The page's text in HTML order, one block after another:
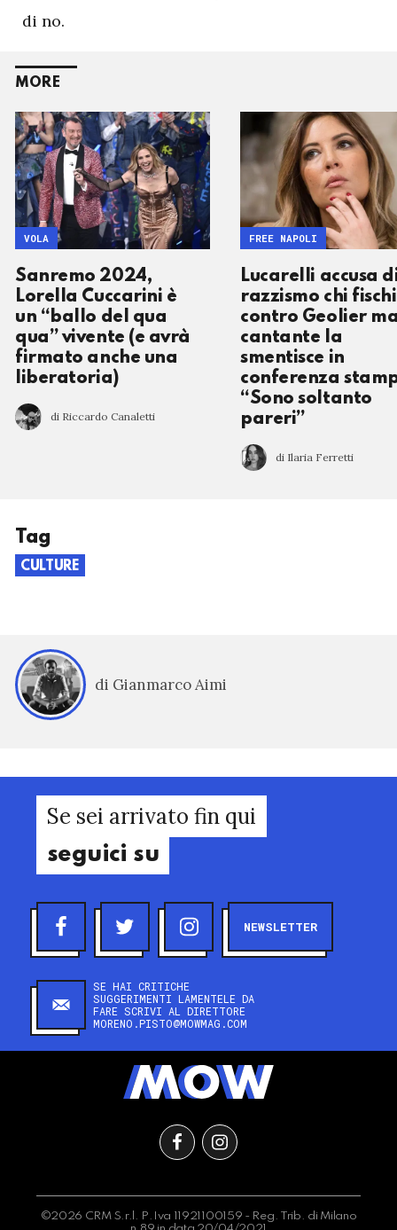
di no.
MORE
Sanremo 2024,
Lorella Cuccarini è
un “ballo del qua
qua” vivente (e avrà
firmato anche una
liberatoria)
di Riccardo Canaletti
VOLA
Lucarelli accusa
razzismo chi
contro Geolier
cantante la
smentisce in
conferenza
“Sono soltanto
pareri”
di Ilaria Ferretti
FREE NAPOLI
Tag
CULTURE
di Gianmarco Aimi
Se sei arrivato fin qui
seguici su
NEWSLETTER
SE HAI CRITICHE
SUGGERIMENTI LAMENTELE DA
FARE SCRIVI AL DIRETTORE
MORENO.PISTO@MOWMAG.COM
©2026 CRM S.r.l. P.Iva 11921100159 - Reg. Trib. di Milano